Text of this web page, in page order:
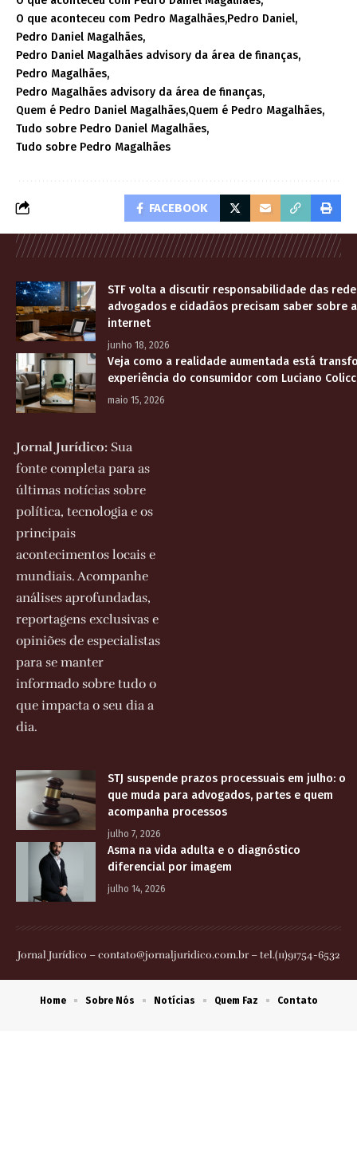
O que aconteceu com Pedro Magalhães Pedro Daniel
Pedro Daniel Magalhães
Pedro Daniel Magalhães advisory da área de finanças
Pedro Magalhães
Pedro Magalhães advisory da área de finanças
Quem é Pedro Daniel Magalhães Quem é Pedro Magalhães
Tudo sobre Pedro Daniel Magalhães
Tudo sobre Pedro Magalhães
FACEBOOK
STF volta a discutir responsabilidade das
advogados e cidadãos precisam saber sobre
internet
junho 18, 2026
Veja como a realidade aumentada está
experiência do consumidor com Luciano
maio 15, 2026
Jornal Jurídico: Sua
fonte completa para as
últimas notícias sobre
política, tecnologia e os
principais
acontecimentos locais e
mundiais. Acompanhe
análises aprofundadas,
reportagens exclusivas e
opiniões de especialistas
para se manter
informado sobre tudo o
que impacta o seu dia a
dia.
STJ suspende prazos processuais em julho: o
que muda para advogados, partes e quem
acompanha processos
julho 7, 2026
Asma na vida adulta e o diagnóstico
diferencial por imagem
julho 14, 2026
Jornal Jurídico –contato@jornaljuridico.com.br– tel.(11)91754-6532
Home Sobre Nós Notícias Quem Faz Contato